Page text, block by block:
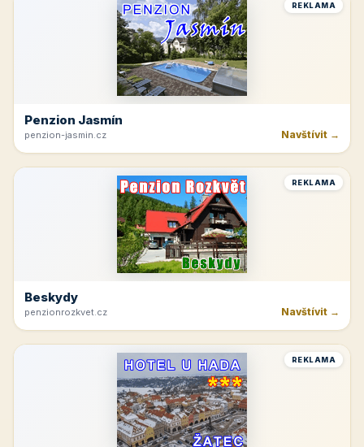
REKLAMA
Penzion Jasmín
penzion-jasmin.cz Navštívit →
REKLAMA
Beskydy
penzionrozkvet.cz Navštívit →
REKLAMA